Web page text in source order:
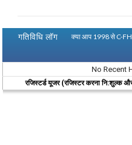
गतिविधि लॉग क्या आप 1998 से C-
No Recent
रजिस्टर्ड यूजर (रजिस्टर करना